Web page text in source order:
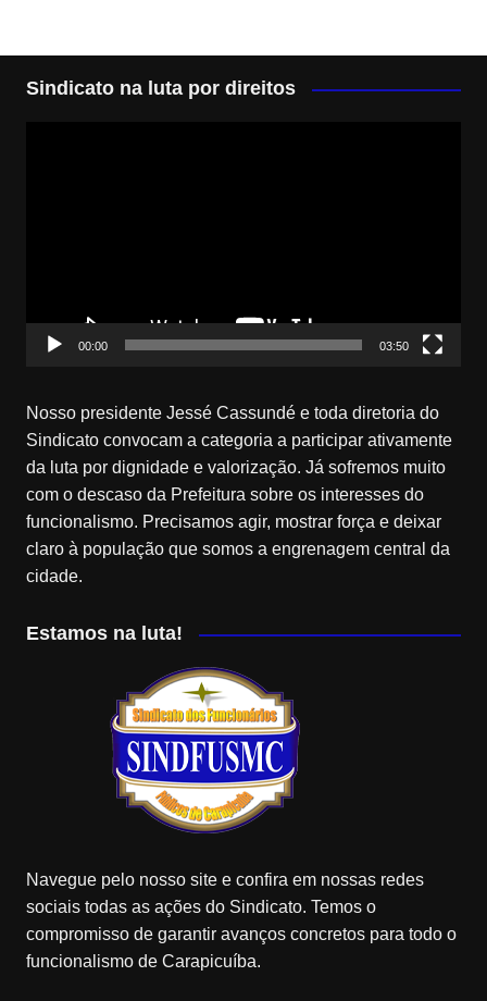
Sindicato na luta por direitos
00:00 03:50
Nosso presidente Jessé Cassundé e toda diretoria do
Sindicato convocam a categoria a participar ativamente
da luta por dignidade e valorização. Já sofremos muito
com o descaso da Prefeitura sobre os interesses do
funcionalismo. Precisamos agir, mostrar força e deixar
claro à população que somos a engrenagem central da
cidade.
Estamos na luta!
Navegue pelo nosso site e confira em nossas redes
sociais todas as ações do Sindicato. Temos o
compromisso de garantir avanços concretos para todo o
funcionalismo de Carapicuíba.